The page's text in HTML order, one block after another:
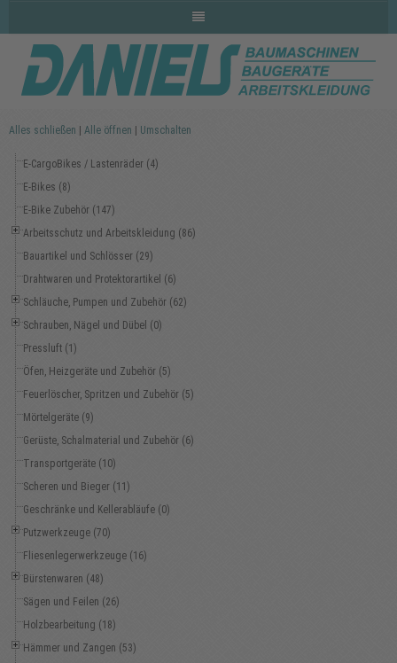
Alles schließen Alle öffnen Umschalten
E-CargoBikes / Lastenräder (4)
E-Bikes (8)
E-Bike Zubehör (147)
Arbeitsschutz und Arbeitskleidung (86)
Bauartikel und Schlösser (29)
Drahtwaren und Protektorartikel (6)
Schläuche, Pumpen und Zubehör (62)
Schrauben, Nägel und Dübel (0)
Pressluft (1)
Öfen, Heizgeräte und Zubehör (5)
Feuerlöscher, Spritzen und Zubehör (5)
Mörtelgeräte (9)
Gerüste, Schalmaterial und Zubehör (6)
Transportgeräte (10)
Scheren und Bieger (11)
Geschränke und Kellerabläufe (0)
Putzwerkzeuge (70)
Fliesenlegerwerkzeuge (16)
Bürstenwaren (48)
Sägen und Feilen (26)
Holzbearbeitung (18)
Hämmer und Zangen (53)